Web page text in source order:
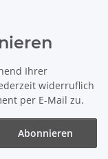
Ihrer
widerruflich
per E-Mail zu.
Abonnieren